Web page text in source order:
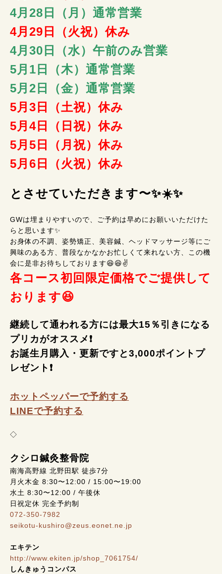
4月28日（月）通常営業
4月29日（火祝）休み
4月30日（水） 午前のみ営業
5月1日（木） 通常営業
5月2日（金）通常営業
5月3日（土祝）休み
5月4日（日祝）休み
5月5日（月祝）休み
5月6日（火祝）休み
とさせていただきます〜✨☀️✨
GWは埋まりやすいので、ご予約は早めにお願いいただけた
らと思います✨
お身体の不調、姿勢矯正、美容鍼、ヘッドマッサージ等にご
興味のある方、普段なかなかお忙しくて来れない方、この機
会に是非お待ちしております😆😆✌️
各コース初回限定価格でご提供して
おります😆
継続して通われる方には最大15％引きになる
プリカがオススメ❗
お誕生月購入・更新ですと3,000ポイントプ
レゼント❗
ホットペッパーで予約する
LINEで予約する
◇
クシロ鍼灸整骨院
南海高野線 北野田駅 徒歩7分
月火木金 8:30〜12:00 / 15:00〜19:00
水土 8:30〜12:00 / 午後休
日祝定休 完全予約制
072-350-7982
seikotu-kushiro@zeus.eonet.ne.jp
エキテン
http://www.ekiten.jp/shop_7061754/
しんきゅうコンパス